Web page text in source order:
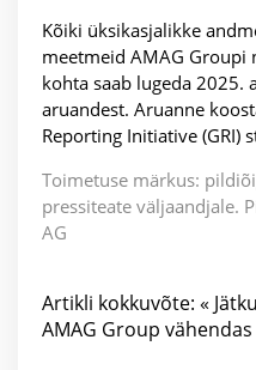
Kõiki üksikasjalikke
meetmeid AMAG
kohta saab lugeda 2025.
aruandest. Aruanne
Reporting Initiative (GRI)
Toimetuse märkus:
pressiteate väljaandjale.
AG
Artikli kokkuvõte: «
AMAG Group